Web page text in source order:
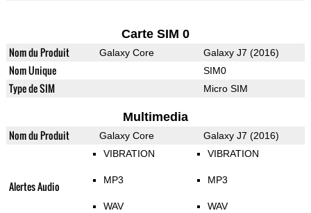
Carte SIM 0
Nom du Produit Galaxy Core Galaxy J7 (2016)
Nom Unique SIM0
Type de SIM Micro SIM
Multimedia
Nom du Produit Galaxy Core Galaxy J7 (2016)
Alertes Audio
VIBRATION
MP3
WAV
VIBRATION
MP3
WAV